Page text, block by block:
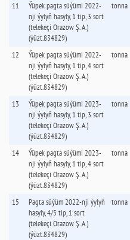
11
Ýüpek pagta süýümi 2022-
nji ýylyň hasyly, 1 tip, 3 sort
(telekeçi Orazow Ş. А.)
(ýüzt.834829)
tonna
12
Ýüpek pagta süýümi 2022-
nji ýylyň hasyly, 1 tip, 4 sort
(telekeçi Orazow Ş. А.)
(ýüzt.834829)
tonna
13
Ýüpek pagta süýümi 2023-
nji ýylyň hasyly, 1 tip, 3 sort
(telekeçi Orazow Ş. А.)
(ýüzt.834829)
tonna
14
Ýüpek pagta süýümi 2023-
nji ýylyň hasyly, 1 tip, 4 sort
(telekeçi Orazow Ş. А.)
(ýüzt.834829)
tonna
15
Pagta süýüm 2022-nji ýylyň
hasyly, 4/5 tip, 1 sort
(telekeçi Orazow Ş. А.)
(ýüzt.834829)
tonna